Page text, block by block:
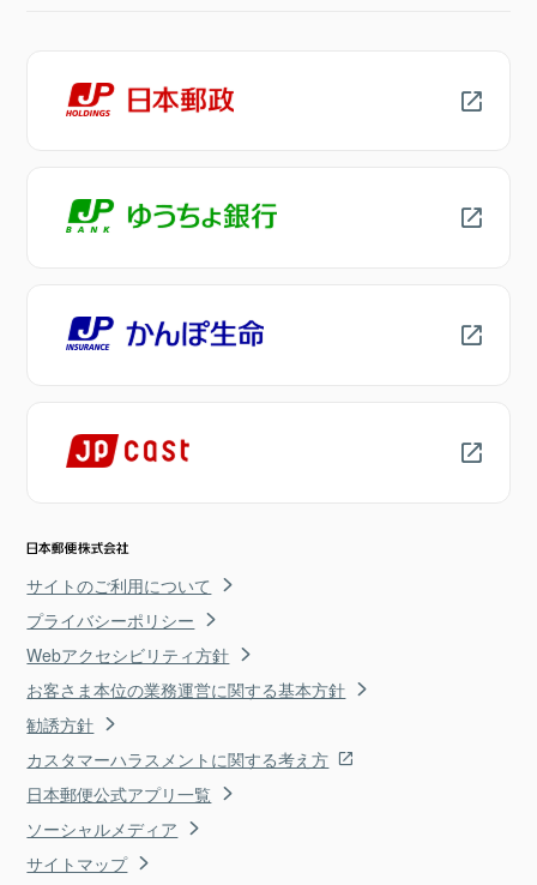
サイトのご利用について
プライバシーポリシー
Webアクセシビリティ方針
お客さま本位の業務運営に関する基本方針
勧誘方針
カスタマーハラスメントに関する考え方
日本郵便公式アプリ一覧
ソーシャルメディア
サイトマップ